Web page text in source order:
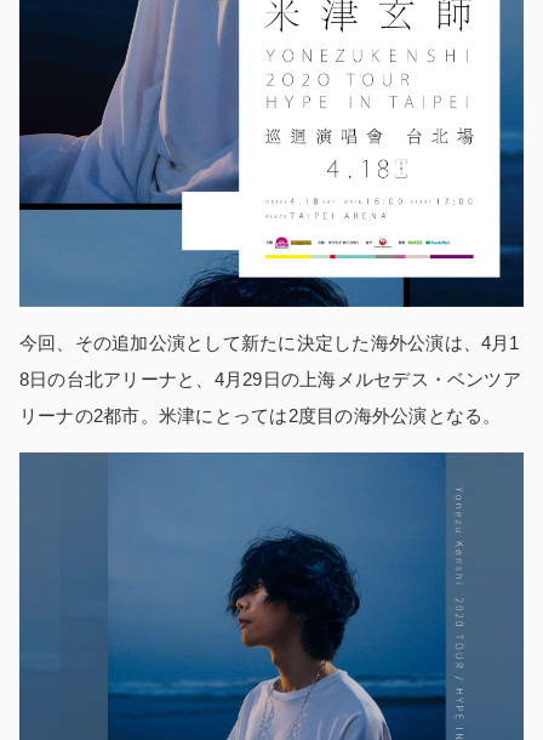
今回、その追加公演として新たに決定した海外公演は、4月1
8日の台北アリーナと、4月29日の上海メルセデス・ベンツア
リーナの2都市。米津にとっては2度目の海外公演となる。